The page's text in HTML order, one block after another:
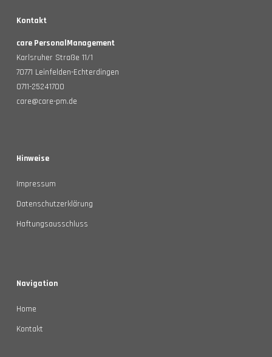
Kontakt
care PersonalManagement
Karlsruher Straße 11/1
70771 Leinfelden-Echterdingen
0711-25241700
care@care-pm.de
Hinweise
Impressum
Datenschutzerklärung
Haftungsausschluss
Navigation
Home
Kontakt